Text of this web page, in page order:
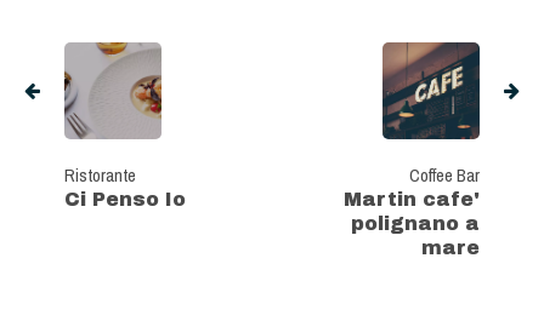
Ristorante
Ci Penso Io
Coffee Bar
Martin cafe'
polignano a
mare